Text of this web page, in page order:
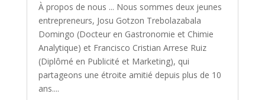
À propos de nous ... Nous sommes deux jeunes
entrepreneurs, Josu Gotzon Trebolazabala
Domingo (Docteur en Gastronomie et Chimie
Analytique) et Francisco Cristian Arrese Ruiz
(Diplômé en Publicité et Marketing), qui
partageons une étroite amitié depuis plus de 10
ans....